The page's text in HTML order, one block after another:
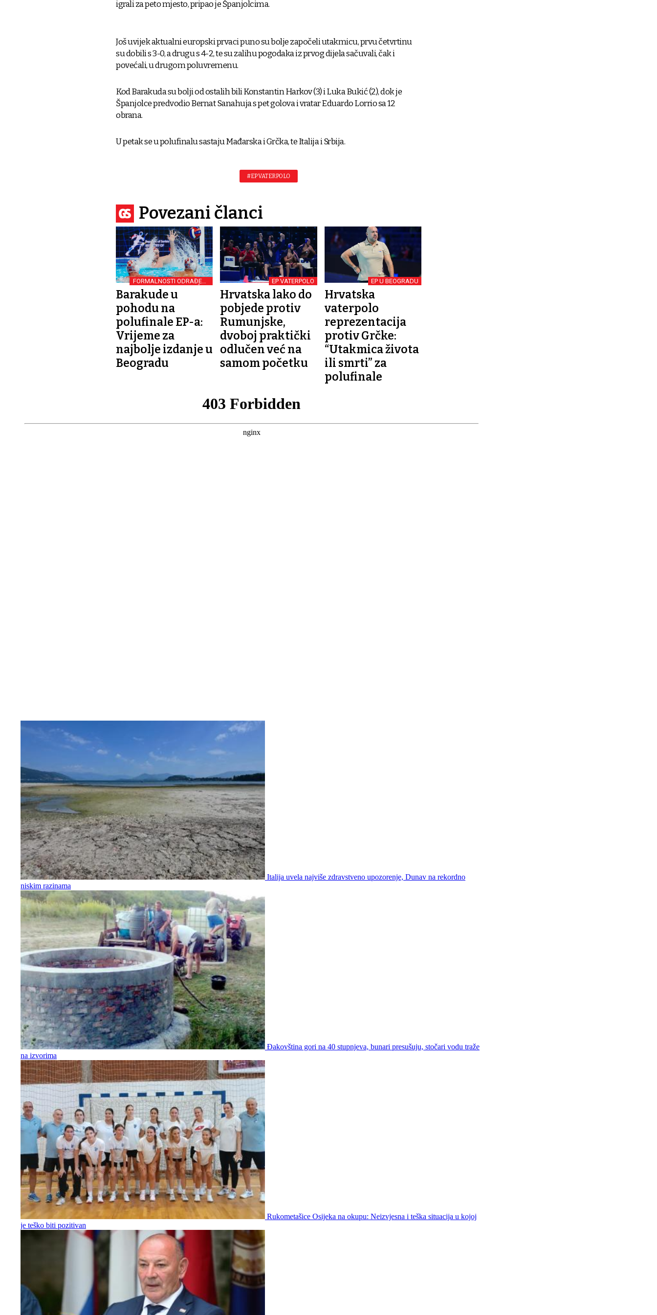
igrali za peto mjesto, pripao je Španjolcima.
Još uvijek aktualni europski prvaci puno su bolje započeli utakmicu, prvu četvrtinu
su dobili s 3-0, a drugu s 4-2, te su zalihu pogodaka iz prvog dijela sačuvali, čak i
povećali, u drugom poluvremenu.
Kod Barakuda su bolji od ostalih bili Konstantin Harkov (3) i Luka Bukić (2), dok je
Španjolce predvodio Bernat Sanahuja s pet golova i vratar Eduardo Lorrio sa 12
obrana.
U petak se u polufinalu sastaju Mađarska i Grčka, te Italija i Srbija.
#EP VATERPOLO
Povezani članci
FORMALNOSTI ODRAĐENE
USPJEŠNO
Barakude u
pohodu na
polufinale EP-a:
Vrijeme za
najbolje izdanje u
Beogradu
EP VATERPOLO
Hrvatska lako do
pobjede protiv
Rumunjske,
dvoboj praktički
odlučen već na
samom početku
EP U BEOGRADU
Hrvatska
vaterpolo
reprezentacija
protiv Grčke:
“Utakmica života
ili smrti” za
polufinale
Italija uvela najviše zdravstveno upozorenje, Dunav na rekordno
niskim razinama
Đakovština gori na 40 stupnjeva, bunari presušuju, stočari vodu traže
na izvorima
Rukometašice Osijeka na okupu: Neizvjesna i teška situacija u kojoj
je teško biti pozitivan